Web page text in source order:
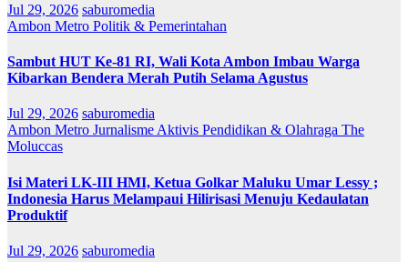
Jul 29, 2026 saburomedia
Ambon Metro Politik & Pemerintahan
Sambut HUT Ke-81 RI, Wali Kota Ambon Imbau Warga
Kibarkan Bendera Merah Putih Selama Agustus
Jul 29, 2026 saburomedia
Ambon Metro Jurnalisme Aktivis Pendidikan & Olahraga The
Moluccas
Isi Materi LK-III HMI, Ketua Golkar Maluku Umar Lessy ;
Indonesia Harus Melampaui Hilirisasi Menuju Kedaulatan
Produktif
Jul 29, 2026 saburomedia